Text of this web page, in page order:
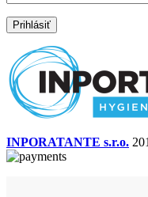
INPORATANTE s.r.o.